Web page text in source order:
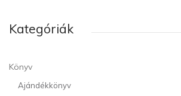
Kategóriák
Könyv
Ajándékkönyv